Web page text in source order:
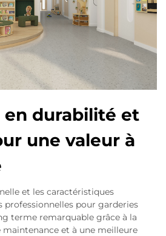
en durabilité et
une valeur à
et les caractéristiques
professionnelles pour garderies
terme remarquable grâce à la
et à une meilleure